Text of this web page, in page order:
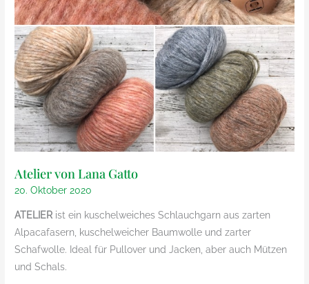
Atelier von Lana Gatto
20. Oktober 2020
ATELIER ist ein kuschelweiches Schlauchgarn aus zarten
Alpacafasern, kuschelweicher Baumwolle und zarter
Schafwolle. Ideal für Pullover und Jacken, aber auch Mützen
und Schals.